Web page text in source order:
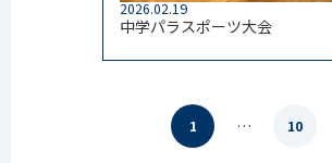
2026.02.19
中学パラスポーツ大会
1 … 10